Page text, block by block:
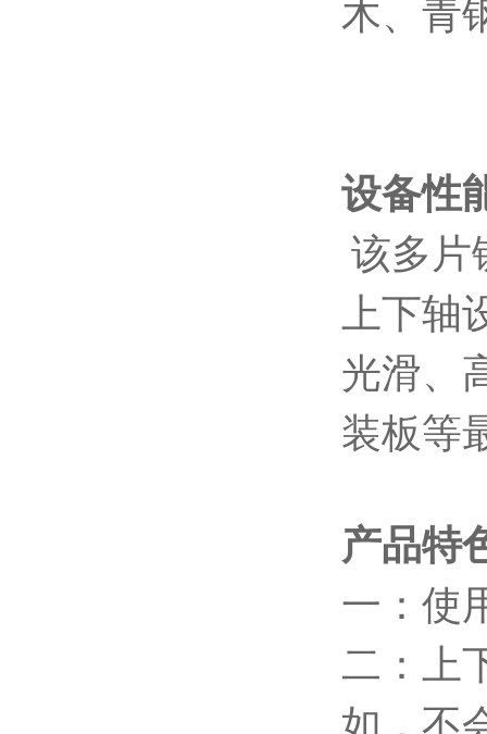
木、青
设备性
该多片
上下
光滑、
装板等
产品特
一：使
二：上
如，不